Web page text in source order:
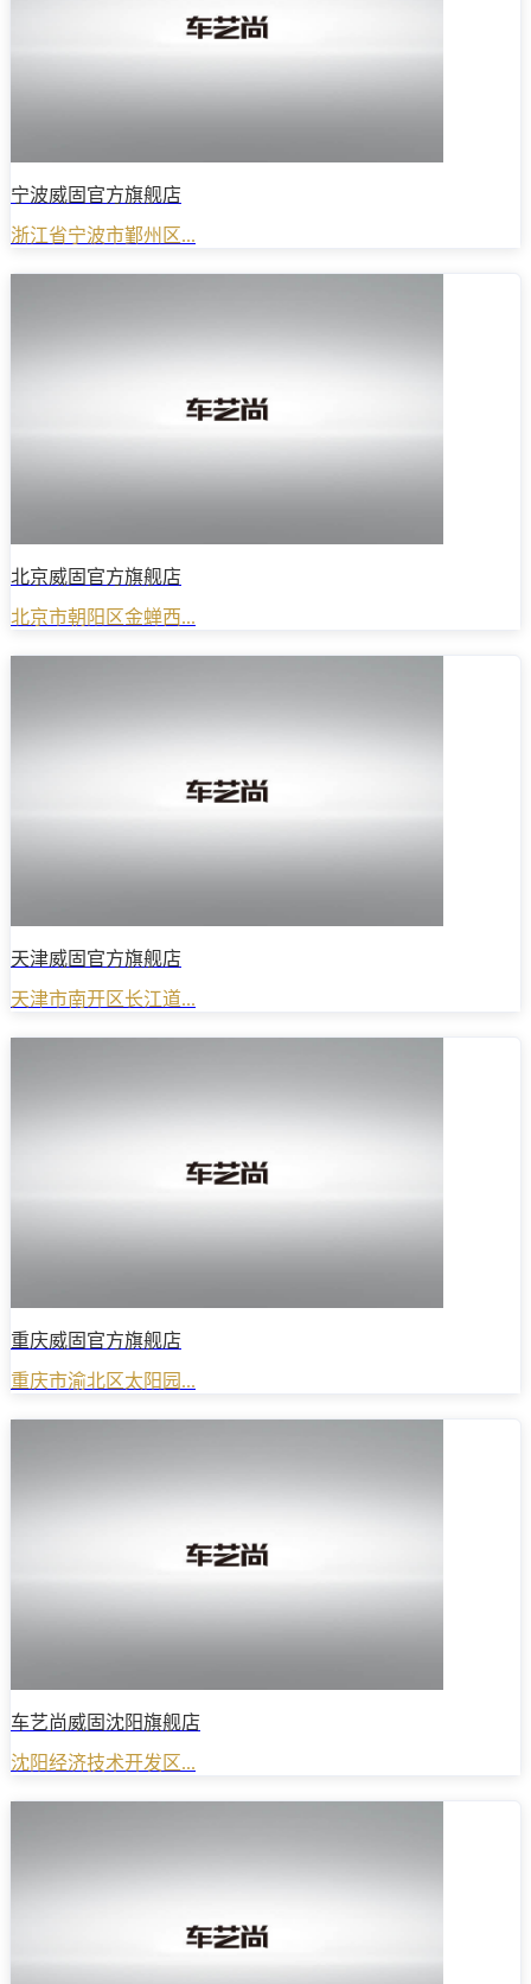
宁波威固官方旗舰店
浙江省宁波市鄞州区...
北京威固官方旗舰店
北京市朝阳区金蝉西...
天津威固官方旗舰店
天津市南开区长江道...
重庆威固官方旗舰店
重庆市渝北区太阳园...
车艺尚威固沈阳旗舰店
沈阳经济技术开发区...